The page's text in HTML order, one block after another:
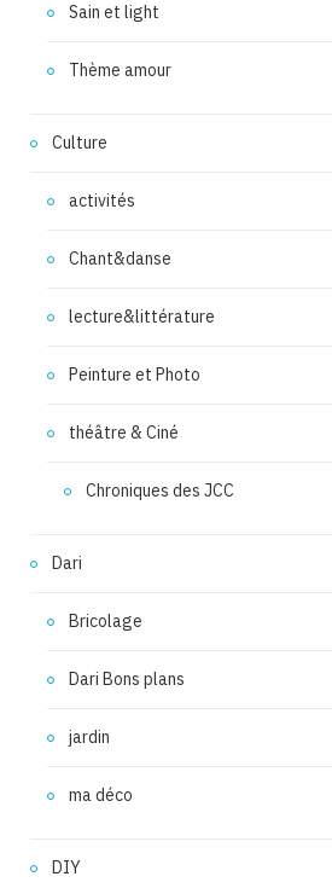
Sain et light
Thème amour
Culture
activités
Chant&danse
lecture&littérature
Peinture et Photo
théâtre & Ciné
Chroniques des JCC
Dari
Bricolage
Dari Bons plans
jardin
ma déco
DIY